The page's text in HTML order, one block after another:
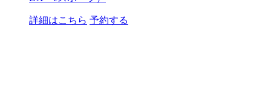
詳細はこちら 予約する